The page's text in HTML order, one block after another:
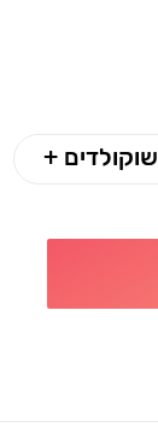
שוקולדים +